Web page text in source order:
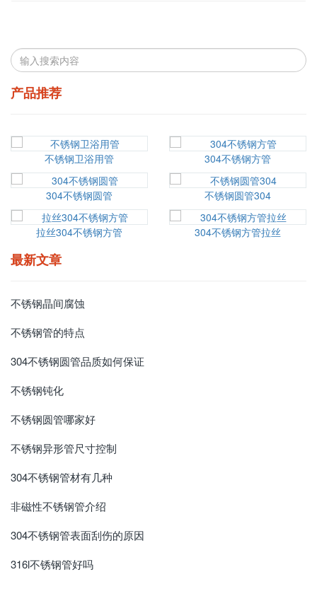
产品推荐
不锈钢卫浴用管 304不锈钢方管
304不锈钢圆管 不锈钢圆管304
拉丝304不锈钢方管 304不锈钢方管拉丝
最新文章
不锈钢晶间腐蚀
不锈钢管的特点
304不锈钢圆管品质如何保证
不锈钢钝化
不锈钢圆管哪家好
不锈钢异形管尺寸控制
304不锈钢管材有几种
非磁性不锈钢管介绍
304不锈钢管表面刮伤的原因
316l不锈钢管好吗